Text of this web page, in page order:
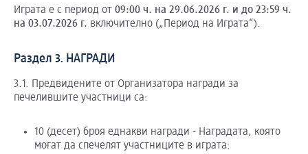
Играта е с период от 09:00 ч. на 29.06.2026 г. и до 23:59 ч.
на 03.07.2026 г. включително („Период на Играта“).
Раздел 3. НАГРАДИ
3.1. Предвидените от Организатора награди за
печелившите участници са:
10 (десет) броя еднакви награди - Наградата, която
могат да спечелят участниците в играта: